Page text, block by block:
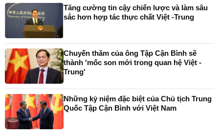
Tăng cường tin cậy chiến lược và làm sâu
sắc hơn hợp tác thực chất Việt -Trung
Chuyến thăm của ông Tập Cận Bình sẽ
thành 'mốc son mới trong quan hệ Việt -
Trung'
Những kỷ niệm đặc biệt của Chủ tịch Trung
Quốc Tập Cận Bình với Việt Nam